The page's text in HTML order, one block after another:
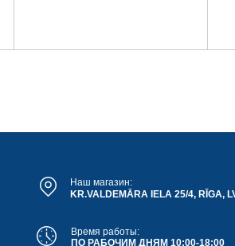
Наш магазин:
KR.VALDEMĀRA IELA 25/4, RĪGA,
Время работы:
ПО РАБОЧИМ ДНЯМ 10:00-18:00